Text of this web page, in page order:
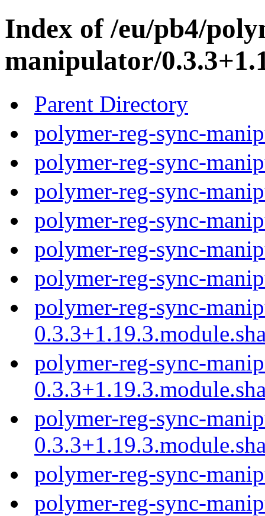
Index of /eu/pb4/
manipulator/
Parent Directory
polymer-reg-sync-
polymer-reg-sync-
polymer-reg-sync-
polymer-reg-sync-
polymer-reg-sync-
polymer-reg-sync-
polymer-reg-sync-
polymer-reg-sync-
polymer-reg-sync-
polymer-reg-sync-
polymer-reg-sync-